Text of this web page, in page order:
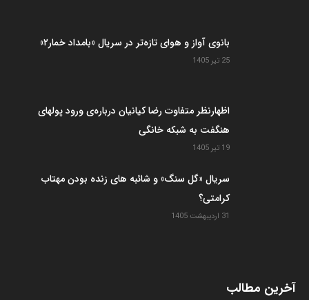
بانوی آواز و هوای تازه‌تر در سریال «بامداد خمار۲»
25 تیر 1405
اظهارنظر متفاوت رضا کیانیان درباره‌ی ورود پولهای
هنگفت به شبکه خانگی
19 تیر 1405
سریال «گل سنگ» و شائبه های زنده بودن مهتاب
کرامتی؟
31 اردیبهشت 1405
آخرین مطالب